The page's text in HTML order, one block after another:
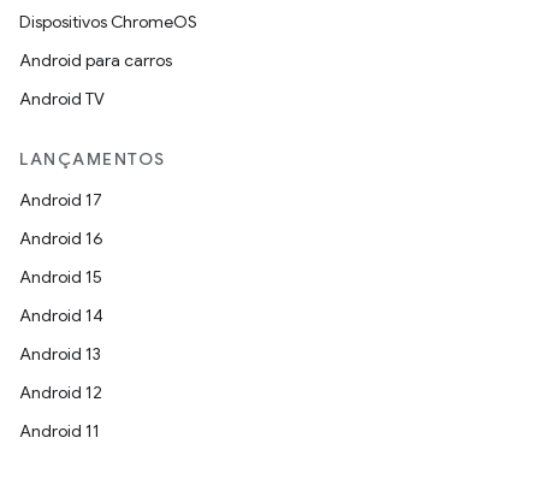
Dispositivos ChromeOS
Android para carros
Android TV
LANÇAMENTOS
Android 17
Android 16
Android 15
Android 14
Android 13
Android 12
Android 11